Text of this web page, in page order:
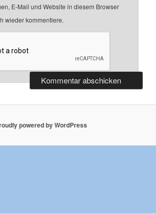
E-Mail und Website in diesem Browser
wieder kommentiere.
powered by WordPress